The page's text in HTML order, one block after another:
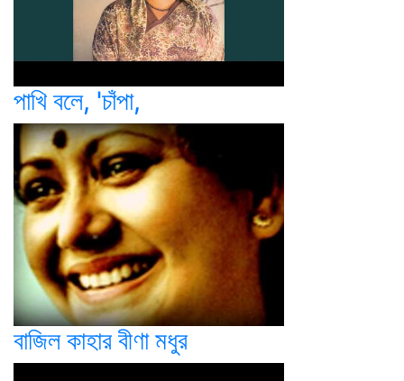
পাখি বলে, 'চাঁপা,
বাজিল কাহার বীণা মধুর